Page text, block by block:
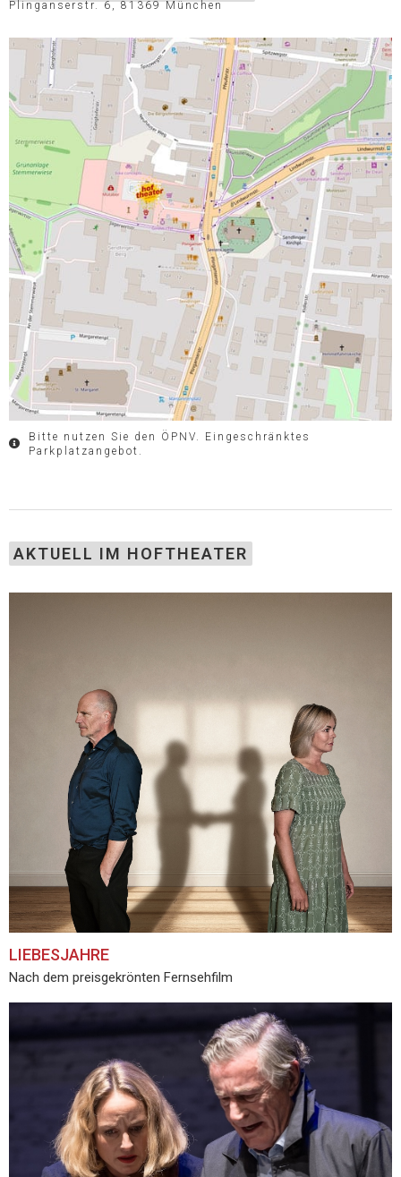
Plinganserstr. 6, 81369 München
Bitte nutzen Sie den ÖPNV. Eingeschränktes
Parkplatzangebot.
AKTUELL IM HOFTHEATER
LIEBESJAHRE
Nach dem preisgekrönten Fernsehfilm